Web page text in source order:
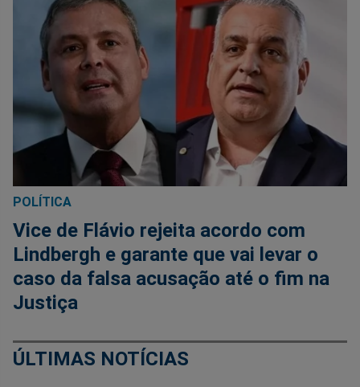
POLÍTICA
Vice de Flávio rejeita acordo com
Lindbergh e garante que vai levar o
caso da falsa acusação até o fim na
Justiça
ÚLTIMAS NOTÍCIAS